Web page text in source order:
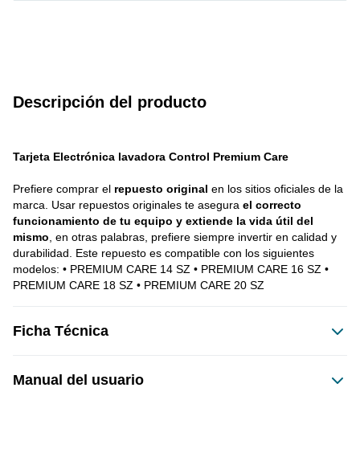
Descripción del producto
Tarjeta Electrónica lavadora Control Premium Care
Prefiere comprar el repuesto original en los sitios oficiales de la
marca. Usar repuestos originales te asegura el correcto
funcionamiento de tu equipo y extiende la vida útil del
mismo , en otras palabras, prefiere siempre invertir en calidad y
durabilidad. Este repuesto es compatible con los siguientes
modelos: • PREMIUM CARE 14 SZ • PREMIUM CARE 16 SZ •
PREMIUM CARE 18 SZ • PREMIUM CARE 20 SZ
Ficha Técnica
Manual del usuario